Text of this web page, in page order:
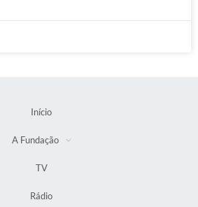
Início
A Fundação
TV
Rádio